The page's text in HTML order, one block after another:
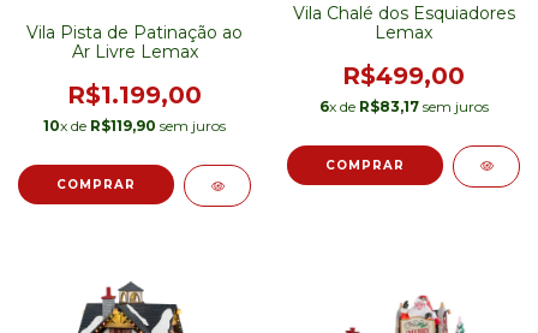
Vila Pista de Patinação ao
Ar Livre Lemax
R$1.199,00
10x de R$119,90 sem juros
Vila Chalé dos Esquiadores
Lemax
R$499,00
6x de R$83,17sem juros